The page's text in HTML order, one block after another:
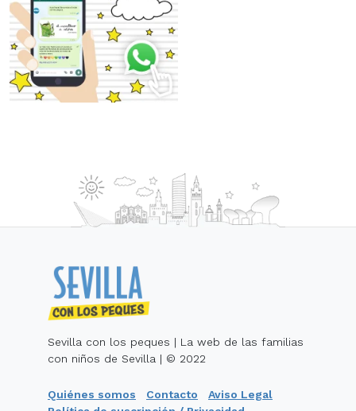
Sevilla con los peques | La web de las familias
con niños de Sevilla | © 2022
Quiénes somos Contacto
Aviso Legal